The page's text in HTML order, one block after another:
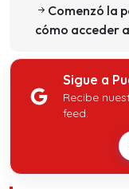
Comenzó la
cómo acceder
Sigue a
Recibe
feed.